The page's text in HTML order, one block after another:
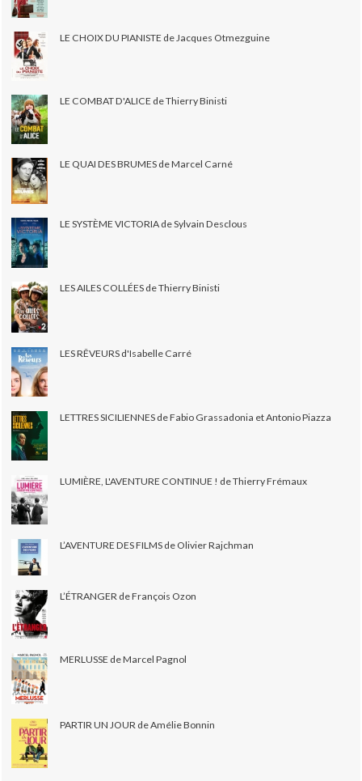
LE CHOIX DU PIANISTE de Jacques Otmezguine
LE COMBAT D'ALICE de Thierry Binisti
LE QUAI DES BRUMES de Marcel Carné
LE SYSTÈME VICTORIA de Sylvain Desclous
LES AILES COLLÉES de Thierry Binisti
LES RÊVEURS d'Isabelle Carré
LETTRES SICILIENNES de Fabio Grassadonia et Antonio Piazza
LUMIÈRE, L'AVENTURE CONTINUE ! de Thierry Frémaux
L’AVENTURE DES FILMS de Olivier Rajchman
L’ÉTRANGER de François Ozon
MERLUSSE de Marcel Pagnol
PARTIR UN JOUR de Amélie Bonnin